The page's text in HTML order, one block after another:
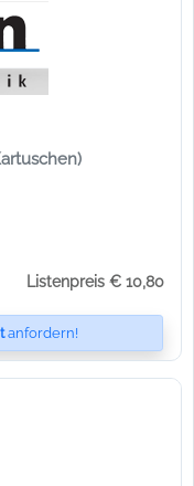
Listenpreis € 10,80
anfordern!